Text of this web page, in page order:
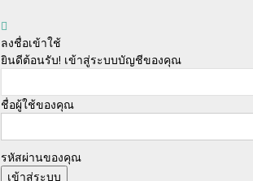
ลงชื่อเข้าใช้
ยินดีต้อนรับ! เข้าสู่ระบบบัญชีของคุณ
ชื่อผู้ใช้ของคุณ
รหัสผ่านของคุณ